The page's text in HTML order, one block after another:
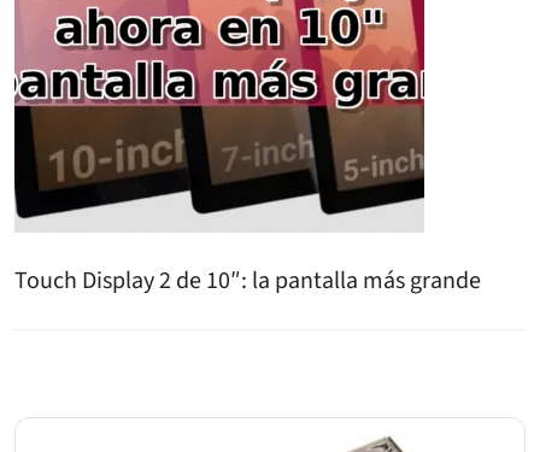
Touch Display 2 de 10″: la pantalla más grande